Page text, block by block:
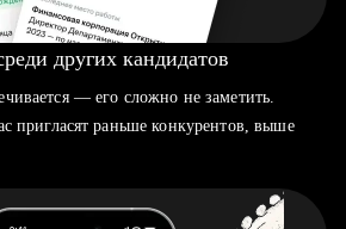
других кандидатов
— его сложно не заметить.
пригласят раньше конкурентов, выше